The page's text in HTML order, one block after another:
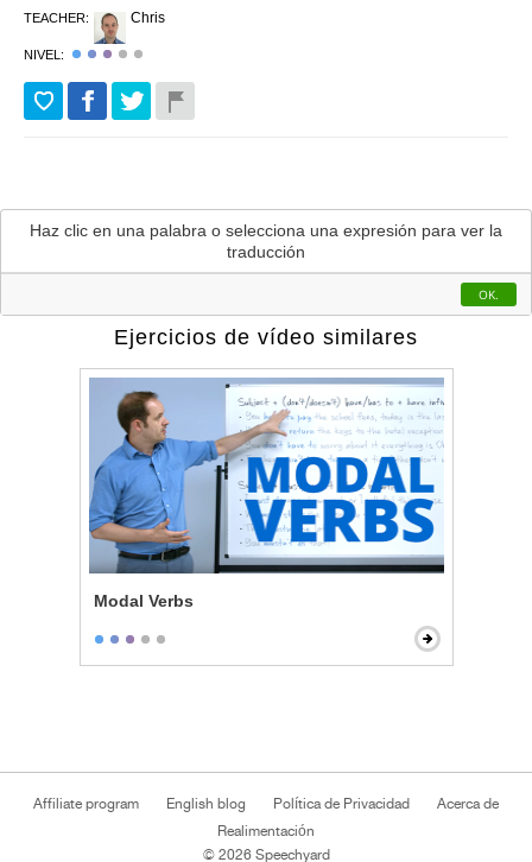
TEACHER: Chris
NIVEL:
REPETIR EL EJERCICIO DE NUEVO
Ejercicios de vídeo similares
Modal Verbs
Haz clic en una palabra o selecciona una expresión para ver la
traducción
OK.
Affiliate program English blog Política de Privacidad
Acerca de
Realimentación
© 2026 Speechyard